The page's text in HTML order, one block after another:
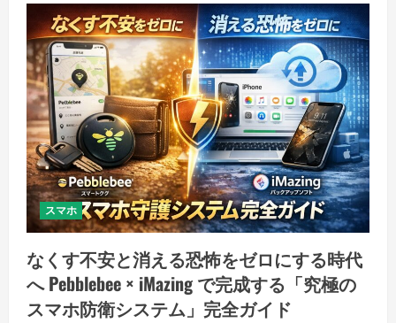
スマホ
なくす不安と消える恐怖をゼロにする時代
へ Pebblebee × iMazing で完成する「究極の
スマホ防衛システム」完全ガイド